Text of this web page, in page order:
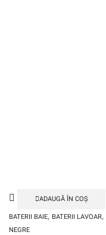
ADAUGĂ ÎN COȘ
BATERII BAIE, BATERII LAVOAR,
NEGRE